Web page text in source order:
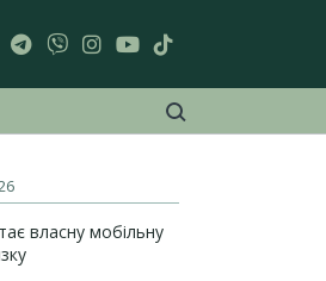
власну мобільну